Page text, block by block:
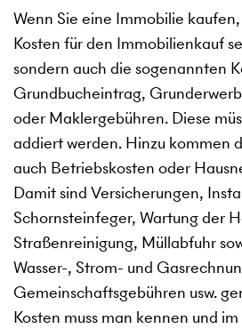
Wenn Sie eine Immobilie
Kosten für den Immobilienkauf
sondern auch die sogenannten
Grundbucheintrag,
oder Maklergebühren. Diese
addiert werden. Hinzu kommen
auch Betriebskosten oder
Damit sind Versicherungen,
Schornsteinfeger, Wartung der
Straßenreinigung, Müllabfuhr
Wasser-, Strom- und
Gemeinschaftsgebühren usw.
Kosten muss man kennen und